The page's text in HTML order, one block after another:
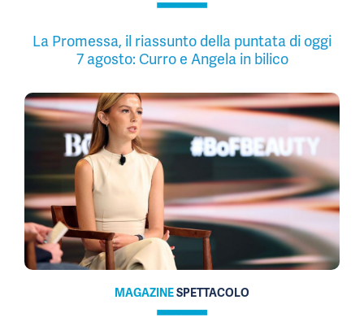
La Promessa, il riassunto della puntata di oggi
7 agosto: Curro e Angela in bilico
MAGAZINESPETTACOLO